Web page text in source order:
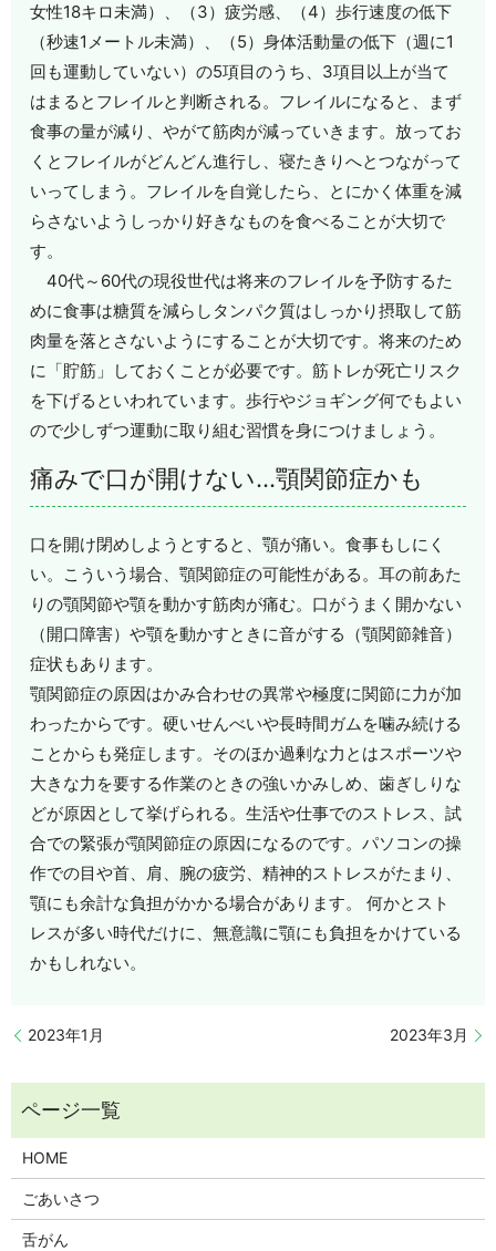
女性18キロ未満）、（3）疲労感、（4）歩行速度の低下
（秒速1メートル未満）、（5）身体活動量の低下（週に1
回も運動していない）の5項目のうち、3項目以上が当て
はまるとフレイルと判断される。フレイルになると、まず
食事の量が減り、やがて筋肉が減っていきます。放ってお
くとフレイルがどんどん進行し、寝たきりへとつながって
いってしまう。フレイルを自覚したら、とにかく体重を減
らさないようしっかり好きなものを食べることが大切で
す。
40代～60代の現役世代は将来のフレイルを予防するた
めに食事は糖質を減らしタンパク質はしっかり摂取して筋
肉量を落とさないようにすることが大切です。将来のため
に「貯筋」しておくことが必要です。筋トレが死亡リスク
を下げるといわれています。歩行やジョギング何でもよい
ので少しずつ運動に取り組む習慣を身につけましょう。
痛みで口が開けない…顎関節症かも
口を開け閉めしようとすると、顎が痛い。食事もしにく
い。こういう場合、顎関節症の可能性がある。耳の前あた
りの顎関節や顎を動かす筋肉が痛む。口がうまく開かない
（開口障害）や顎を動かすときに音がする（顎関節雑音）
症状もあります。
顎関節症の原因はかみ合わせの異常や極度に関節に力が加
わったからです。硬いせんべいや長時間ガムを噛み続ける
ことからも発症します。そのほか過剰な力とはスポーツや
大きな力を要する作業のときの強いかみしめ、歯ぎしりな
どが原因として挙げられる。生活や仕事でのストレス、試
合での緊張が顎関節症の原因になるのです。パソコンの操
作での目や首、肩、腕の疲労、精神的ストレスがたまり、
顎にも余計な負担がかかる場合があります。 何かとスト
レスが多い時代だけに、無意識に顎にも負担をかけている
かもしれない。
2023年1月 2023年3月
HOME
ごあいさつ
舌がん